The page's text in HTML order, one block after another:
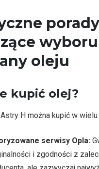
porady
oleju
kupić olej?
H można kupić w
serwisy Opla:
i zgodności z